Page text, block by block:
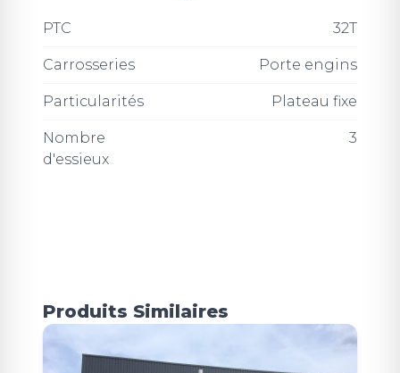
PTC 32T
Carrosseries Porte engins
Particularités Plateau fixe
Nombre
d'essieux
3
Produits Similaires